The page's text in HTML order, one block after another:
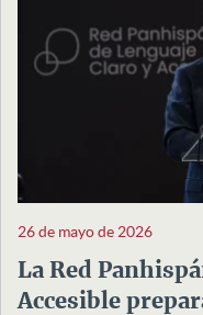
26 de mayo de 2026
La Red
Accesible